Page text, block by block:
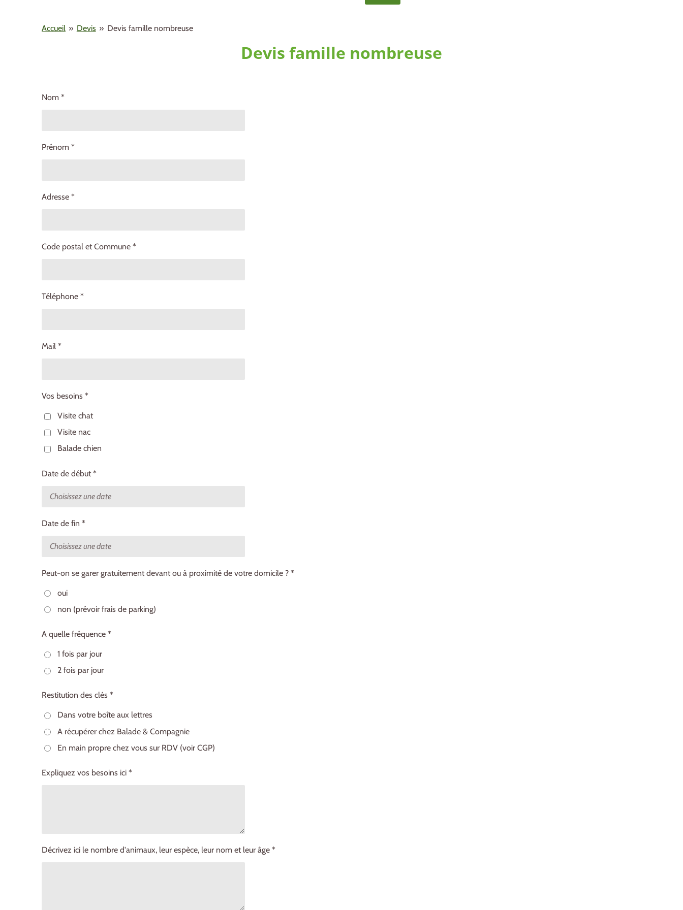
Accueil » Devis » Devis famille nombreuse
Devis famille nombreuse
Nom *
Prénom *
Adresse *
Code postal et Commune *
Téléphone *
Mail *
Vos besoins *
Visite chat
Visite nac
Balade chien
Date de début *
Date de fin *
Peut-on se garer gratuitement devant ou à proximité de votre domicile ? *
oui
non (prévoir frais de parking)
A quelle fréquence *
1 fois par jour
2 fois par jour
Restitution des clés *
Dans votre boîte aux lettres
A récupérer chez Balade & Compagnie
En main propre chez vous sur RDV (voir CGP)
Expliquez vos besoins ici *
Décrivez ici le nombre d'animaux, leur espèce, leur nom et leur âge *